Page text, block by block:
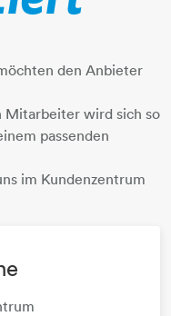
FAQ
den Anbieter
Mitarbeiter wird sich so
passenden
im Kundenzentrum